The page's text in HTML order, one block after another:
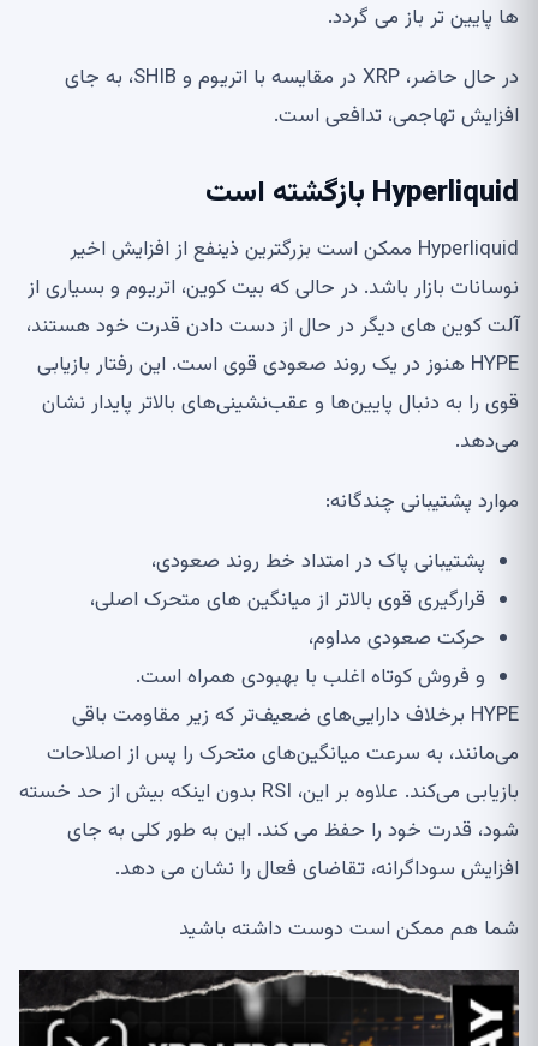
ها پایین تر باز می گردد.
در حال حاضر، XRP در مقایسه با اتریوم و SHIB، به جای
افزایش تهاجمی، تدافعی است.
Hyperliquid بازگشته است
Hyperliquid ممکن است بزرگترین ذینفع از افزایش اخیر
نوسانات بازار باشد. در حالی که بیت کوین، اتریوم و بسیاری از
آلت کوین های دیگر در حال از دست دادن قدرت خود هستند،
HYPE هنوز در یک روند صعودی قوی است. این رفتار بازیابی
قوی را به دنبال پایین‌ها و عقب‌نشینی‌های بالاتر پایدار نشان
می‌دهد.
موارد پشتیبانی چندگانه:
پشتیبانی پاک در امتداد خط روند صعودی،
قرارگیری قوی بالاتر از میانگین های متحرک اصلی،
حرکت صعودی مداوم،
و فروش کوتاه اغلب با بهبودی همراه است.
HYPE برخلاف دارایی‌های ضعیف‌تر که زیر مقاومت باقی
می‌مانند، به سرعت میانگین‌های متحرک را پس از اصلاحات
بازیابی می‌کند. علاوه بر این، RSI بدون اینکه بیش از حد خسته
شود، قدرت خود را حفظ می کند. این به طور کلی به جای
افزایش سوداگرانه، تقاضای فعال را نشان می دهد.
شما هم ممکن است دوست داشته باشید